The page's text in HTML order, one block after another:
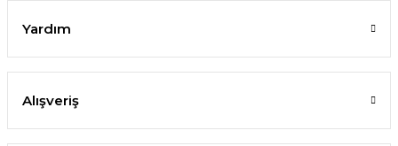
Yardım
Alışveriş